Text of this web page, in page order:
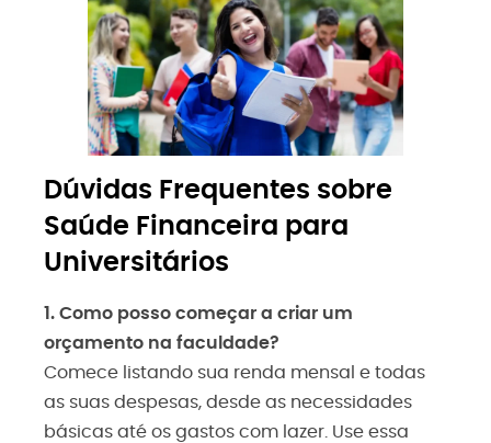
Dúvidas Frequentes sobre
Saúde Financeira para
Universitários
1. Como posso começar a criar um
orçamento na faculdade?
Comece listando sua renda mensal e todas
as suas despesas, desde as necessidades
básicas até os gastos com lazer. Use essa